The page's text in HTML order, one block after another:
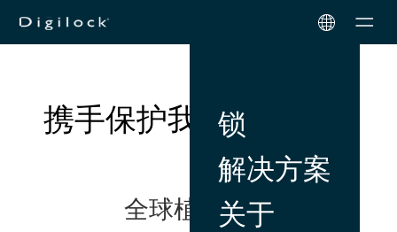
锁
解决方案
关于
携手保护我们的地球。
全球植树行动